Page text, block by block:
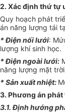
2. Xác định thứ tự
Quy hoạch phát
án năng lượng tái
* Điện nối lưới:
lượng khí sinh học.
* Điện ngoài lưới:
năng lượng mặt
* Sản xuất nhiệt:
3. Phương án
3.1. Định hướng